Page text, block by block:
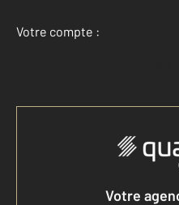
Votre compte :
Accéder
Votre